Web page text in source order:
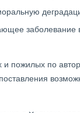
заболевание
пожилых по